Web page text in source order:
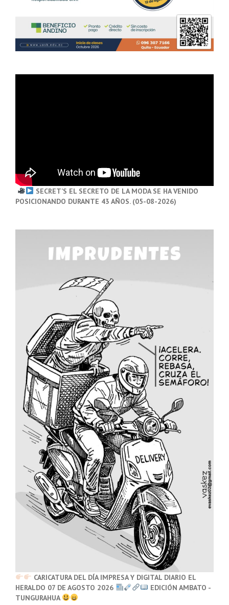
SECRET’S EL SECRETO DE LA MODA SE HA VENIDO
POSICIONANDO DURANTE 43 AÑOS. (05-08-2026)
CARICATURA DEL DÍA IMPRESA Y DIGITAL DIARIO EL
HERALDO 07 DE AGOSTO 2026
EDICIÓN AMBATO -
TUNGURAHUA